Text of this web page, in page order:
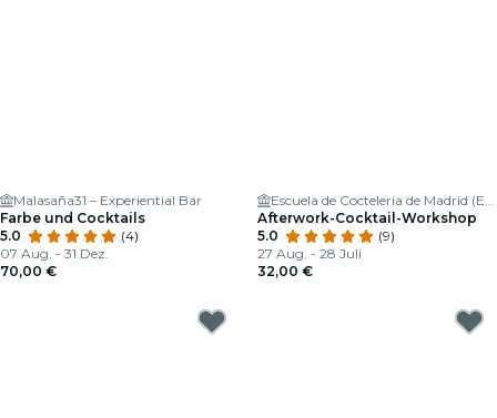
Malasaña31 – Experiential Bar
Farbe und Cocktails
5.0
(4)
07 Aug. - 31 Dez.
70,00 €
Escuela de Coctelería de Madrid (ESCOM)
Afterwork-Cocktail-Workshop
5.0
(9)
27 Aug. - 28 Juli
32,00 €